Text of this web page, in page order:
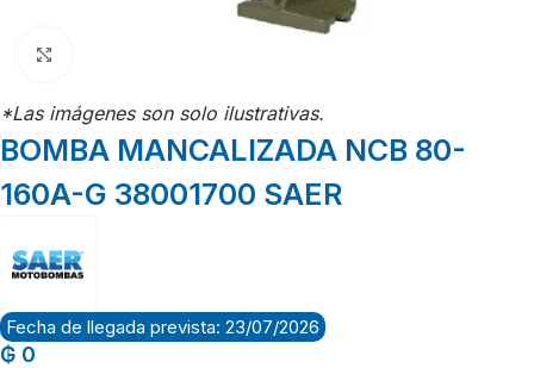
*Las imágenes son solo ilustrativas.
BOMBA MANCALIZADA NCB 80-
160A-G 38001700 SAER
Fecha de llegada prevista: 23/07/2026
₲ 0